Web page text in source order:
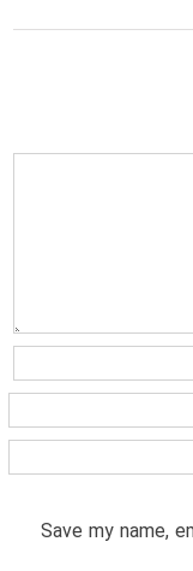
Save my name,